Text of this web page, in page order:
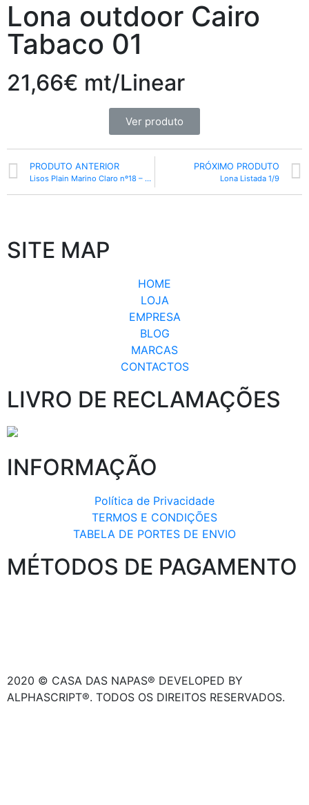
Lona outdoor Cairo
Tabaco 01
21,66€ mt/Linear
Ver produto
PRODUTO ANTERIOR
Lisos Plain Marino Claro nº18 – 3,20 largura
PRÓXIMO PRODUTO
Lona Listada 1/9
SITE MAP
HOME
LOJA
EMPRESA
BLOG
MARCAS
CONTACTOS
LIVRO DE RECLAMAÇÕES
INFORMAÇÃO
Política de Privacidade
TERMOS E CONDIÇÕES
TABELA DE PORTES DE ENVIO
MÉTODOS DE PAGAMENTO
2020 © CASA DAS NAPAS® DEVELOPED BY
ALPHASCRIPT®. TODOS OS DIREITOS RESERVADOS.